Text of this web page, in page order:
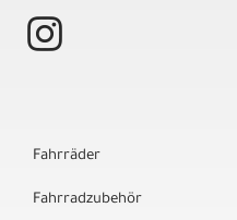
Fahrräder
Fahrradzubehör